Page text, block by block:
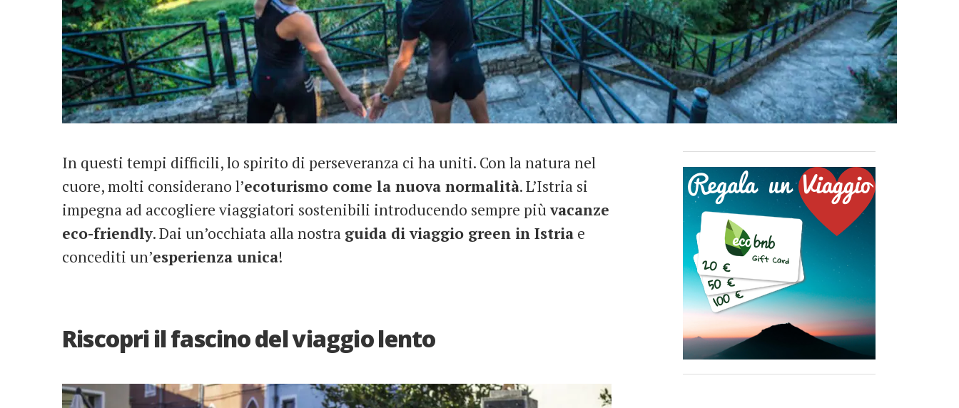
In questi tempi difficili, lo spirito di perseveranza ci ha uniti. Con la natura nel
cuore, molti considerano l’ecoturismo come la nuova normalità. L’Istria si
impegna ad accogliere viaggiatori sostenibili introducendo sempre piùvacanze
eco-friendly. Dai un’occhiata alla nostra guida di viaggio green in Istria e
concediti un’esperienza unica!
Riscopri il fascino del viaggio lento